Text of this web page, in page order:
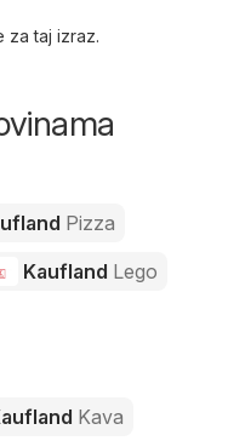
za taj izraz.
Pizza
Kaufland Lego
Kava